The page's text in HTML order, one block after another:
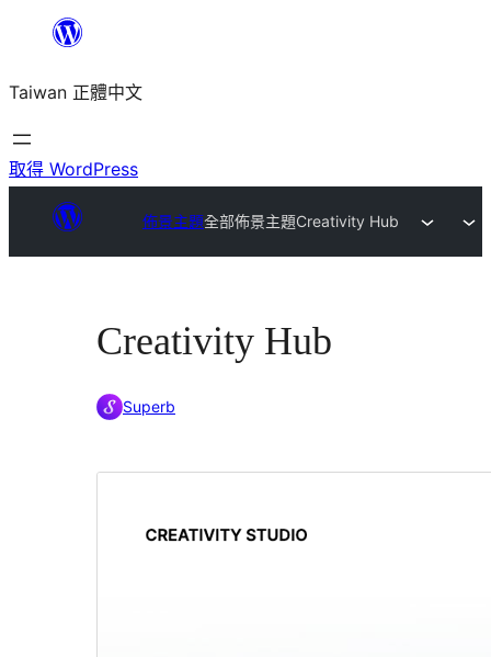
主
要
內
Taiwan 正體中文
取得 WordPress
佈景主題全部佈景主題Creativity Hub
Creativity Hub
Superb